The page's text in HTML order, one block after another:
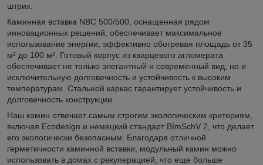
штрих.
Каминная вставка NBC 500/500, оснащенная рядом
инновационных решений, обеспечивает максимальное
использование энергии, эффективно обогревая площадь от 35
м² до 100 м². Готовый корпус из кварцевого агломерата
обеспечивает не только элегантный и современный вид, но и
исключительную долговечность и устойчивость к высоким
температурам. Стальной каркас гарантирует устойчивость и
долговечность конструкции.
Наш камин отвечает самым строгим экологическим критериям,
включая Ecodesign и немецкий стандарт BImSchV 2, что делает
его экологически безопасным. Благодаря отличной
герметичности каминной вставки, модульный камин можно
использовать в домах с рекуперацией, что еще больше